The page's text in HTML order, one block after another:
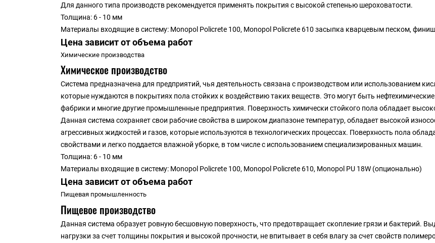
Для данного типа производств рекомендуется применять покрытия с высокой степенью шероховатости.
Толщина: 6 - 10 мм
Материалы входящие в систему: Monopol Policrete 100, Monopol Policrete 610 засыпка кварцевым песком,
Цена зависит от объема работ
Химические производства
Химическое производство
Система предназначена для предприятий, чья деятельность связана с производством или использованием
которые нуждаются в покрытиях пола стойких к воздействию таких веществ. Это могут быть
фабрики и многие другие промышленные предприятия. Поверхность химически стойкого пола обладает
Данная система сохраняет свои рабочие свойства в широком диапазоне температур, обладает высокой
агрессивных жидкостей и газов, которые используются в технологических процессах. Поверхность пола
свойствами и легко поддается влажной уборке, в том числе с использованием специализированных машин.
Толщина: 6 - 10 мм
Материалы входящие в систему: Monopol Policrete 100, Monopol Policrete 610, Monopol PU 18W (опционально)
Цена зависит от объема работ
Пищевая промышленность
Пищевое производство
Данная система образует ровную бесшовную поверхность, что предотвращает скопление грязи и бактерий.
нагрузки за счет толщины покрытия и высокой прочности, не впитывает в себя влагу за счет свойств